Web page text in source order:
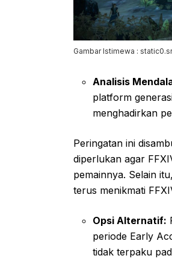
Gambar Istimewa :
Analisis
platform
menghadirkan
Peringatan ini
diperlukan agar
pemainnya. Selain
terus menikmati
Opsi Alternatif:
periode Early
tidak terpaku